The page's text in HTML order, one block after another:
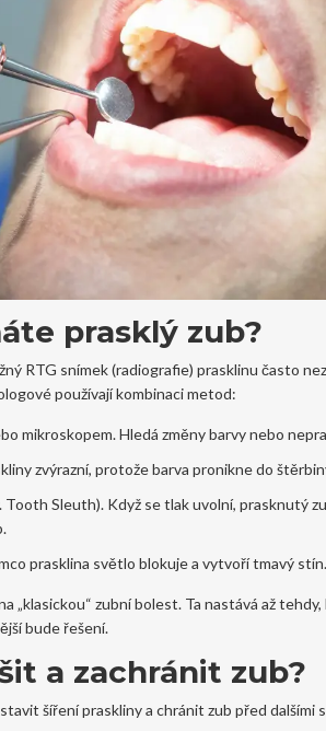
prasklý zub?
RTG snímek (radiografie) prasklinu často
používají kombinaci metod:
mikroskopem. Hledá změny barvy nebo
zvýrazní, protože barva pronikne do
Sleuth). Když se tlak uvolní, prasknutý
prasklina světlo blokuje a vytvoří tmavý stín.
zubní bolest. Ta nastává až tehdy,
bude řešení.
a zachránit zub?
šíření praskliny a chránit zub před dalšími